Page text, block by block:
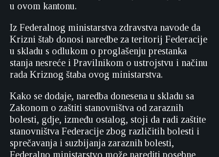
u ovom kantonu.
Iz Federalnog ministarstva zdravstva navode da
Krizni štab donosi naredbe za teritorij Federacije
u skladu s odlukom o proglašenju prestanka
stanja nesreće i Pravilnikom o ustrojstvu i načinu
rada Kriznog štaba ovog ministarstva.
Kako se dodaje, naredba donesena u skladu sa
Zakonom o zaštiti stanovništva od zaraznih
bolesti, gdje, između ostalog, stoji da radi zaštite
stanovništva Federacije zbog različitih bolesti i
sprečavanja i suzbijanja zaraznih bolesti,
Federalno ministarstvo može narediti posebne